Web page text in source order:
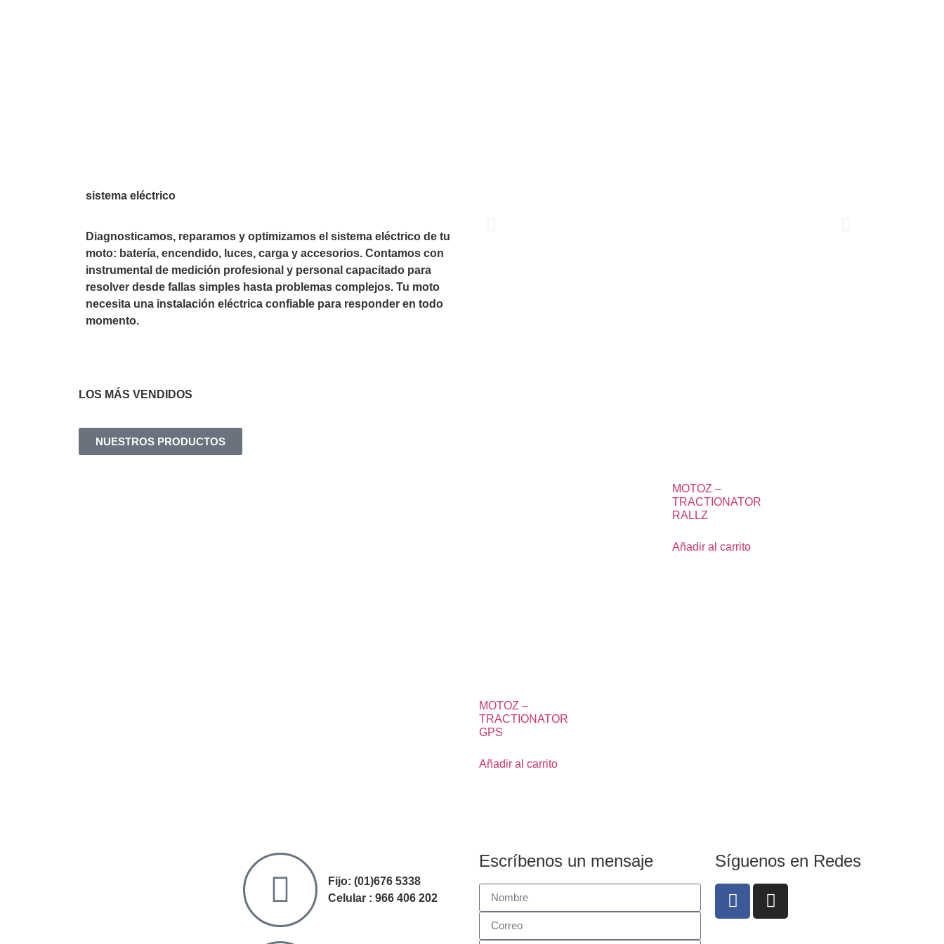
sistema eléctrico
Diagnosticamos, reparamos y optimizamos el sistema eléctrico de tu
moto: batería, encendido, luces, carga y accesorios. Contamos con
instrumental de medición profesional y personal capacitado para
resolver desde fallas simples hasta problemas complejos. Tu moto
necesita una instalación eléctrica confiable para responder en todo
momento.
LOS MÁS VENDIDOS
NUESTROS PRODUCTOS
MOTOZ –
TRACTIONATOR
RALLZ
Añadir al carrito
MOTOZ –
TRACTIONATOR
GPS
Añadir al carrito
Fijo: (01)676 5338
Celular : 966 406 202
Escríbenos un mensaje Síguenos en Redes